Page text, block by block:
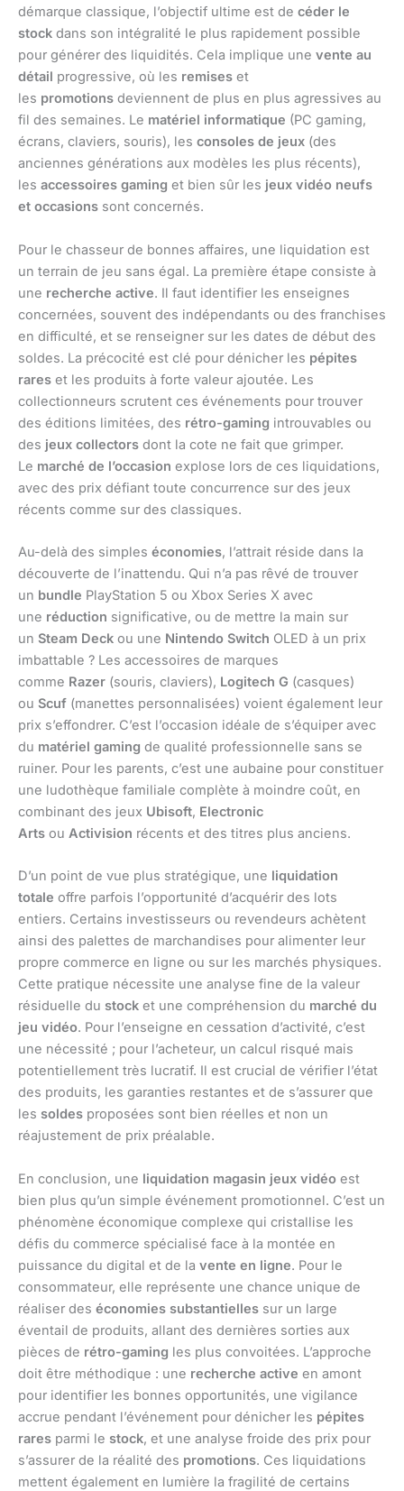
démarque classique, l’objectif ultime est de céder le
stock dans son intégralité le plus rapidement possible
pour générer des liquidités. Cela implique une vente au
détail progressive, où les remises et
les promotions deviennent de plus en plus agressives au
fil des semaines. Le matériel informatique (PC gaming,
écrans, claviers, souris), les consoles de jeux (des
anciennes générations aux modèles les plus récents),
les accessoires gaming et bien sûr les jeux vidéo neufs
et occasions sont concernés.
Pour le chasseur de bonnes affaires, une liquidation est
un terrain de jeu sans égal. La première étape consiste à
une recherche active. Il faut identifier les enseignes
concernées, souvent des indépendants ou des franchises
en difficulté, et se renseigner sur les dates de début des
soldes. La précocité est clé pour dénicher les pépites
rares et les produits à forte valeur ajoutée. Les
collectionneurs scrutent ces événements pour trouver
des éditions limitées, des rétro-gaming introuvables ou
des jeux collectors dont la cote ne fait que grimper.
Le marché de l’occasion explose lors de ces liquidations,
avec des prix défiant toute concurrence sur des jeux
récents comme sur des classiques.
Au-delà des simples économies, l’attrait réside dans la
découverte de l’inattendu. Qui n’a pas rêvé de trouver
un bundle PlayStation 5 ou Xbox Series X avec
une réduction significative, ou de mettre la main sur
un Steam Deck ou une Nintendo Switch OLED à un prix
imbattable ? Les accessoires de marques
comme Razer (souris, claviers), Logitech G (casques)
ou Scuf (manettes personnalisées) voient également leur
prix s’effondrer. C’est l’occasion idéale de s’équiper avec
du matériel gaming de qualité professionnelle sans se
ruiner. Pour les parents, c’est une aubaine pour constituer
une ludothèque familiale complète à moindre coût, en
combinant des jeux Ubisoft, Electronic
Arts ou Activision récents et des titres plus anciens.
D’un point de vue plus stratégique, une liquidation
totale offre parfois l’opportunité d’acquérir des lots
entiers. Certains investisseurs ou revendeurs achètent
ainsi des palettes de marchandises pour alimenter leur
propre commerce en ligne ou sur les marchés physiques.
Cette pratique nécessite une analyse fine de la valeur
résiduelle du stock et une compréhension du marché du
jeu vidéo. Pour l’enseigne en cessation d’activité, c’est
une nécessité ; pour l’acheteur, un calcul risqué mais
potentiellement très lucratif. Il est crucial de vérifier l’état
des produits, les garanties restantes et de s’assurer que
les soldes proposées sont bien réelles et non un
réajustement de prix préalable.
En conclusion, une liquidation magasin jeux vidéo est
bien plus qu’un simple événement promotionnel. C’est un
phénomène économique complexe qui cristallise les
défis du commerce spécialisé face à la montée en
puissance du digital et de la vente en ligne. Pour le
consommateur, elle représente une chance unique de
réaliser des économies substantielles sur un large
éventail de produits, allant des dernières sorties aux
pièces de rétro-gaming les plus convoitées. L’approche
doit être méthodique : une recherche active en amont
pour identifier les bonnes opportunités, une vigilance
accrue pendant l’événement pour dénicher les pépites
rares parmi le stock, et une analyse froide des prix pour
s’assurer de la réalité des promotions. Ces liquidations
mettent également en lumière la fragilité de certains